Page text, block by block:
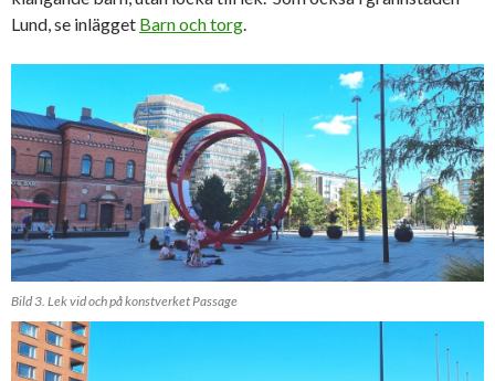
Lund, se inlägget Barn och torg.
Bild 3. Lek vid och på konstverket Passage